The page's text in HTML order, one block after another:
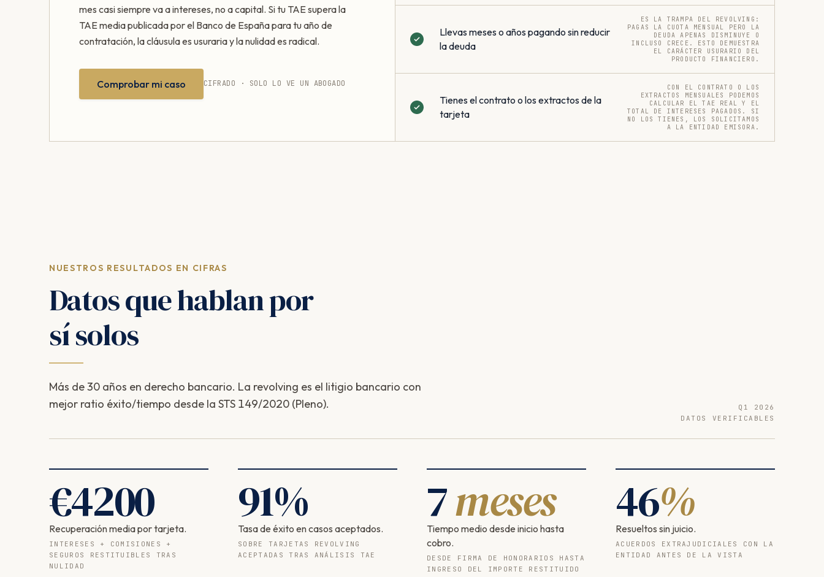
mes casi siempre va a intereses, no a capital. Si tu TAE supera la
TAE media publicada por el Banco de España para tu año de
contratación, la cláusula es usuraria y la nulidad es radical.
Comprobar mi caso CIFRADO · SOLO LO VE UN ABOGADO
Llevas meses o años pagando sin reducir
la deuda
ES LA TRAMPA DEL REVOLVING:
PAGAS LA CUOTA MENSUAL PERO LA
DEUDA APENAS DISMINUYE O
INCLUSO CRECE. ESTO DEMUESTRA
EL CARÁCTER USURARIO DEL
PRODUCTO FINANCIERO.
Tienes el contrato o los extractos de la
tarjeta
CON EL CONTRATO O LOS
EXTRACTOS MENSUALES PODEMOS
CALCULAR EL TAE REAL Y EL
TOTAL DE INTERESES PAGADOS. SI
NO LOS TIENES, LOS SOLICITAMOS
A LA ENTIDAD EMISORA.
NUESTROS RESULTADOS EN CIFRAS
Datos que hablan por
sí solos
Más de 30 años en derecho bancario. La revolving es el litigio bancario con
mejor ratio éxito/tiempo desde la STS 149/2020 (Pleno).
Q1 2026
DATOS VERIFICABLES
€4200
Recuperación media por tarjeta.
INTERESES + COMISIONES +
SEGUROS RESTITUIBLES TRAS
NULIDAD
91%
Tasa de éxito en casos aceptados.
SOBRE TARJETAS REVOLVING
ACEPTADAS TRAS ANÁLISIS TAE
7meses
Tiempo medio desde inicio hasta
cobro.
DESDE FIRMA DE HONORARIOS HASTA
INGRESO DEL IMPORTE RESTITUIDO
46%
Resueltos sin juicio.
ACUERDOS EXTRAJUDICIALES CON LA
ENTIDAD ANTES DE LA VISTA